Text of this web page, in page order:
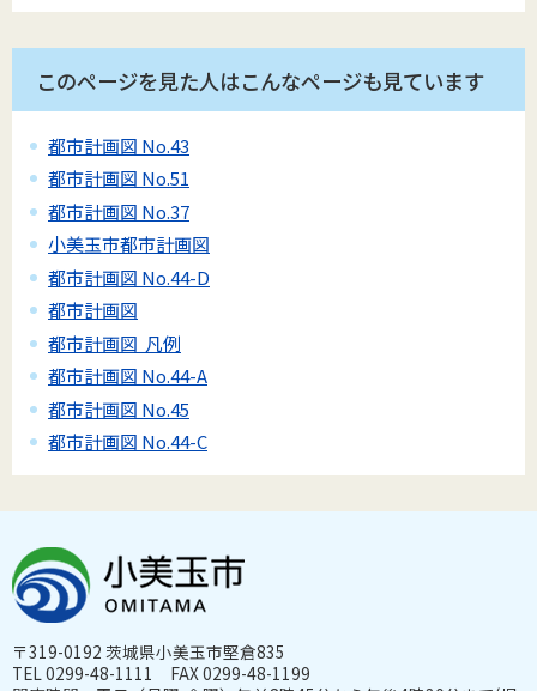
このページを見た人はこんなページも見ています
都市計画図 No.43
都市計画図 No.51
都市計画図 No.37
小美玉市都市計画図
都市計画図 No.44-D
都市計画図
都市計画図 凡例
都市計画図 No.44-A
都市計画図 No.45
都市計画図 No.44-C
〒319-0192 茨城県小美玉市堅倉835
TEL 0299-48-1111 FAX 0299-48-1199